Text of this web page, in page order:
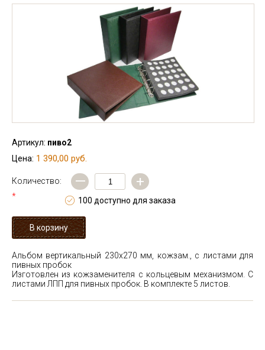
Артикул: пиво2
Цена: 1 390,00 руб.
Количество:
*
— +
100 доступно для заказа
Альбом вертикальный 230х270 мм, кожзам., с листами для
пивных пробок
Изготовлен из кожзаменителя с кольцевым механизмом. С
листами ЛПП для пивных пробок. В комплекте 5 листов.